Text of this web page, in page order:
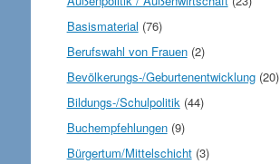
Basismaterial (76)
Berufswahl von Frauen(2)
Bevölkerungs-/Geburtenentwicklung(20)
Bildungs-/Schulpolitik (44)
Buchempfehlungen(9)
Bürgertum/Mittelschicht(3)